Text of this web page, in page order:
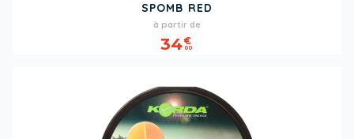
SPOMB RED
Prix
à partir de
34€
00